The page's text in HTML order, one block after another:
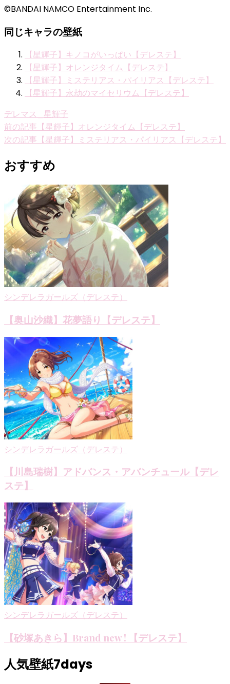
©BANDAI NAMCO Entertainment Inc.
同じキャラの壁紙
【星輝子】キノコがいっぱい【デレステ】
【星輝子】オレンジタイム【デレステ】
【星輝子】ミステリアス・パイリアス【デレステ】
【星輝子】永劫のマイセリウム【デレステ】
デレマス_星輝子
投
稿
ナ
ゲ
ー
シ
ョ
ン
前の記事 【星輝子】オレンジタイム【デレステ】
次の記事 【星輝子】ミステリアス・パイリアス【デレステ】
おすすめ
シンデレラガールズ（デレステ）
【奥山沙織】花夢語り【デレステ】
シンデレラガールズ（デレステ）
【川島瑞樹】アドバンス・アバンチュール【デレ
ステ】
シンデレラガールズ（デレステ）
【砂塚あきら】Brand new ! 【デレステ】
人気壁紙7days